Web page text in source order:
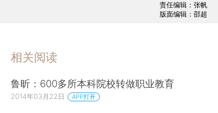
责任编辑：张帆
版面编辑：邵超
相关阅读
鲁昕：600多所本科院校转做职业教育
2014年03月22日 APP打开